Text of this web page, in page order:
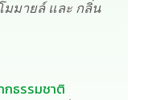
มมายล์และ กลิ่น
ธรรมชาติ